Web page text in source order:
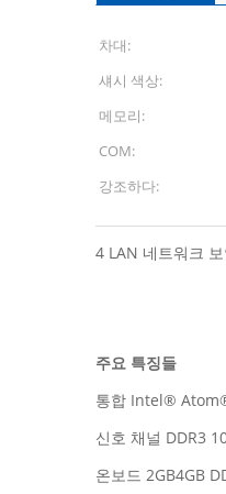
차대:
섀시 색상:
메모리:
COM:
강조하다:
4 LAN 네트워크
주요 특징들
통합 Intel®
신호 채널 DDR3
온보드 2GB4GB